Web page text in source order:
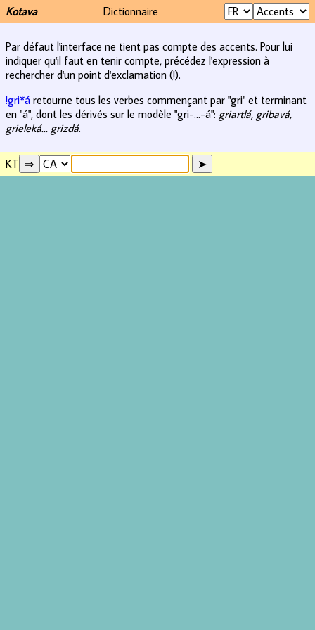
Kotava Dictionnaire
Par défaut l'interface ne tient pas compte des accents. Pour lui
indiquer qu'il faut en tenir compte, précédez l'expression à
rechercher d'un point d'exclamation (!).
!gri*á retourne tous les verbes commençant par "gri" et terminant
en "á", dont les dérivés sur le modèle "gri-...-á": griartlá, gribavá,
grieleká... grizdá.
KT